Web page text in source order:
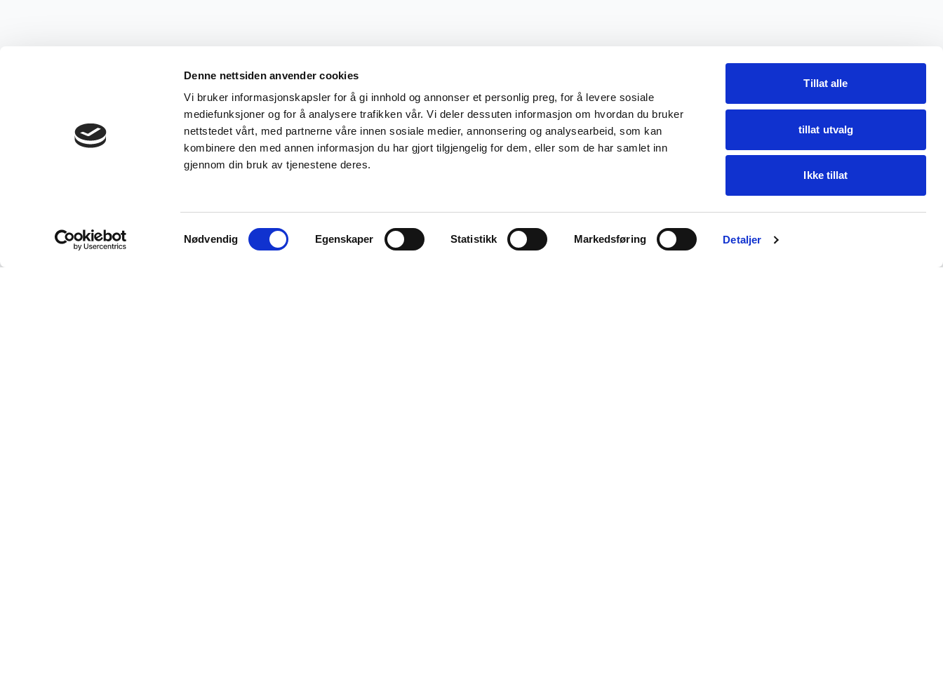
Denne nettsiden anvender cookies
Vi bruker informasjonskapsler for å gi innhold og annonser et personlig preg, for å levere sosiale
mediefunksjoner og for å analysere trafikken vår. Vi deler dessuten informasjon om hvordan du bruker
nettstedet vårt, med partnerne våre innen sosiale medier, annonsering og analysearbeid, som kan
kombinere den med annen informasjon du har gjort tilgjengelig for dem, eller som de har samlet inn
gjennom din bruk av tjenestene deres.
Samtykkevalg
Nødvendig Egenskaper Statistikk Markedsføring Detaljer
Tillat alle
tillat utvalg
Ikke tillat